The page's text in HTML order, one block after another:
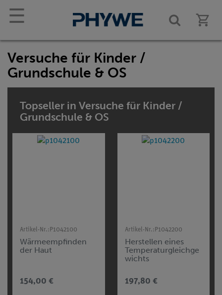
☰
Versuche für Kinder /
Grundschule & OS
Topseller in Versuche für Kinder /
Grundschule & OS
Artikel-Nr.: P1042100
Wärmeempfinden
der Haut
154,00 €
Artikel-Nr.: P1042200
Herstellen eines
Temperaturgleichge
wichts
197,80 €